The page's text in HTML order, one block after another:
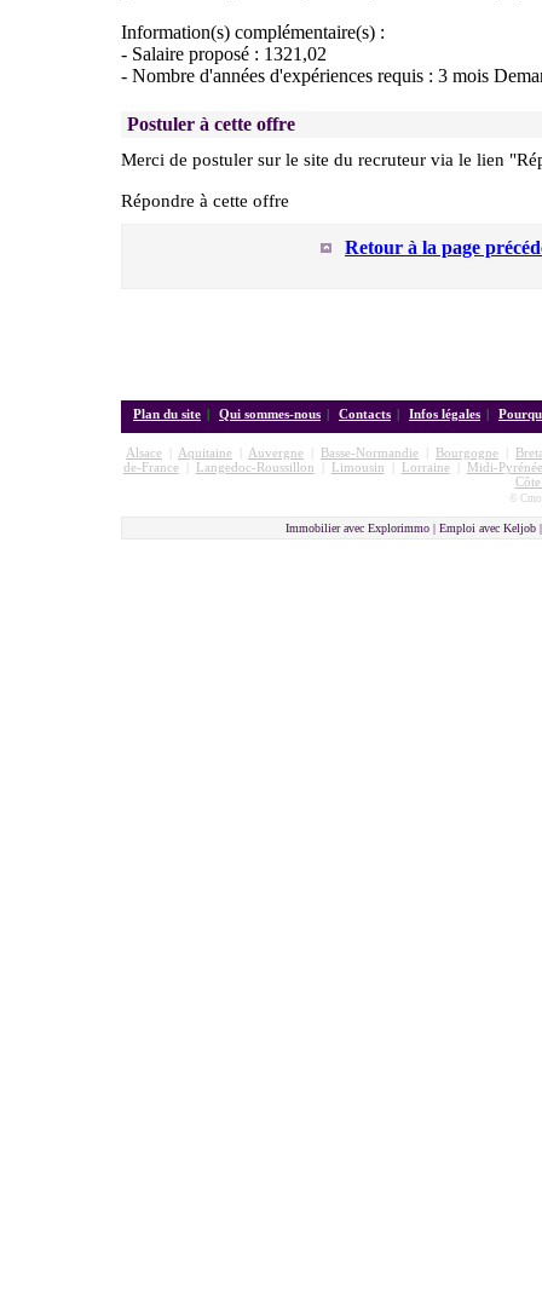
Information(s) complémentaire(s) :
- Salaire proposé : 1321,02
- Nombre d'années d'expériences requis : 3 mois
Postuler à cette offre
Merci de postuler sur le site du recruteur via le lien
Répondre à cette offre
Retour à la page
Plan du site | Qui sommes-nous | Contacts | Infos légales |
Alsace Aquitaine Auvergne Basse-Normandie Bourgogne
de-France| Langedoc-Roussillon Limousin Lorraine|
Midi-
©
Immobilier avec Explorimmo | Emploi avec Keljob